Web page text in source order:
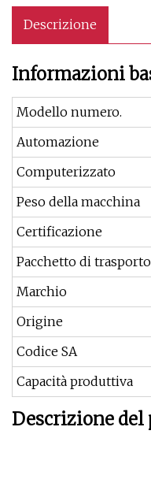
Descrizione
Informazioni
Modello numero.
Automazione
Computerizzato
Peso della macchina
Certificazione
Pacchetto di trasporto
Marchio
Origine
Codice SA
Capacità produttiva
Descrizione del